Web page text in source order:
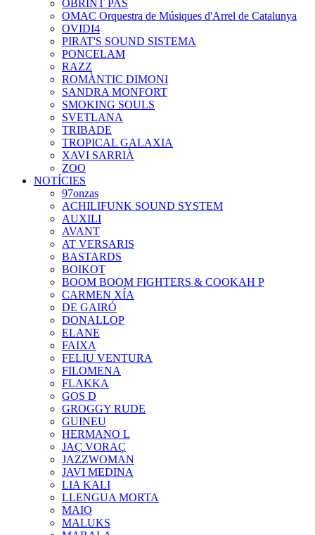
OBRINT PAS
OMAC Orquestra de Músiques d'Arrel de Catalunya
OVIDI4
PIRAT'S SOUND SISTEMA
PONCELAM
RAZZ
ROMÀNTIC DIMONI
SANDRA MONFORT
SMOKING SOULS
SVETLANA
TRIBADE
TROPICAL GALAXIA
XAVI SARRIÀ
ZOO
NOTÍCIES
97onzas
ACHILIFUNK SOUND SYSTEM
AUXILI
AVANT
AT VERSARIS
BASTARDS
BOIKOT
BOOM BOOM FIGHTERS & COOKAH P
CARMEN XÍA
DE GAIRÓ
DONALLOP
ELANE
FAIXA
FELIU VENTURA
FILOMENA
FLAKKA
GOS D
GROGGY RUDE
GUINEU
HERMANO L
JAÇ VORAÇ
JAZZWOMAN
JAVI MEDINA
LIA KALI
LLENGUA MORTA
MAIO
MALUKS